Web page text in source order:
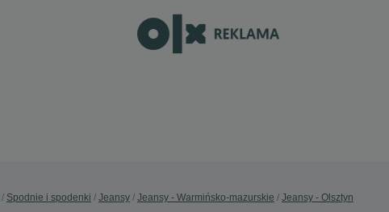
Spodnie i spodenki Jeansy Jeansy - Warmińsko-mazurskie Jeansy - Olsztyn